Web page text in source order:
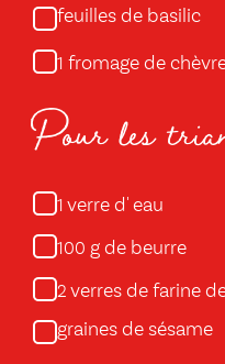
feuilles de basilic
1 fromage de
Pour les
1 verre d' eau
100 g de beurre
2 verres de farine
graines de sésame